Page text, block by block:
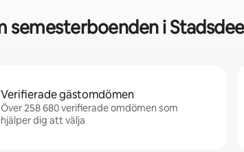
semesterboenden i
Verifierade gästomdömen
Över 258 680 verifierade omdömen som
hjälper dig att välja